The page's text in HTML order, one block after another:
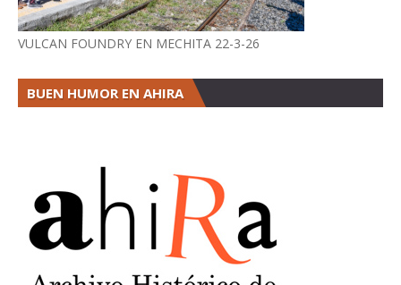
VULCAN FOUNDRY EN MECHITA 22-3-26
BUEN HUMOR EN AHIRA